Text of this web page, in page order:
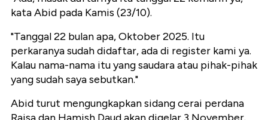
kata Abid pada Kamis (23/10).
"Tanggal 22 bulan apa, Oktober 2025. Itu
perkaranya sudah didaftar, ada di register kami ya.
Kalau nama-nama itu yang saudara atau pihak-pihak
yang sudah saya sebutkan."
Abid turut mengungkapkan sidang cerai perdana